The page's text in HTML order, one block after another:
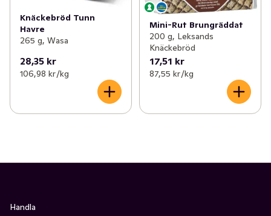
Knäckebröd Tunn
Havre
265 g, Wasa
28,35 kr
106,98 kr /kg
Mini-Rut Brungräddat
200 g, Leksands
Knäckebröd
17,51 kr
87,55 kr /kg
Handla